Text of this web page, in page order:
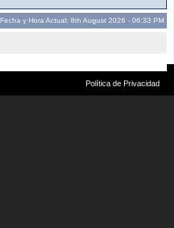
Fecha y Hora Actual: 8th August 2026 - 06:33 PM
Política de Privacidad